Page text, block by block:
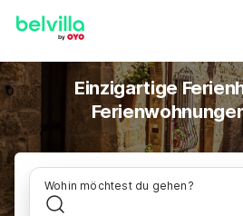
Einzigartige
Wohin möchtest du gehen?